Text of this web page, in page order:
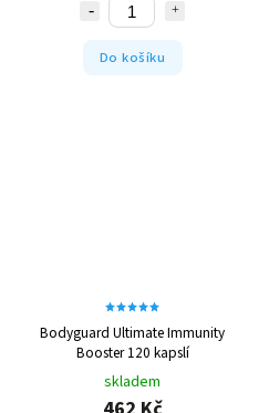
reviveactive®
SizeAndSymmetry
VemoHerb
Viridian
Viridian Nutrition
VitaHarmony
Do košíku
Bodyguard Ultimate Immunity
Booster 120 kapslí
skladem